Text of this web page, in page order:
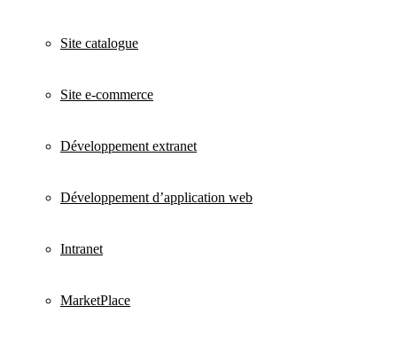
Site catalogue
Site e-commerce
Développement extranet
Développement d’application web
Intranet
MarketPlace